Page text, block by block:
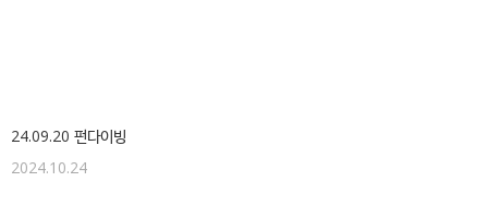
24.09.20 펀다이빙
2024.10.24